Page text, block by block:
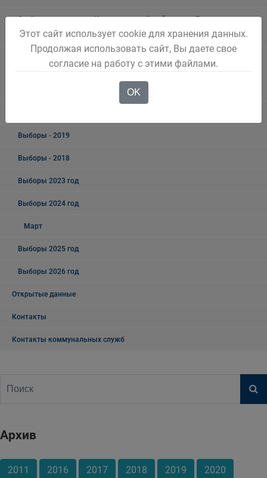
Отчёт о деятельности Контрольно-счётной палаты Беловского
городского округа
Информация о результатах проверок результативности
Выборы - 2019
Выборы - 2018
Выборы 2023 год
Выборы 2024 год
Март
Выборы 2025 год
Выборы 2026 год
Открытые данные
Контакты
Контакты коммунальных служб
Архив
2011 2016 2017 2018 2019 2020
Этот сайт использует cookie для хранения данных.
Продолжая использовать сайт, Вы даете свое
согласие на работу с этими файлами.
OK